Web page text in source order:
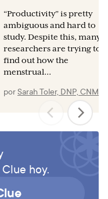
“Productivity” is pretty
ambiguous and hard to
study. Despite this, many
researchers are trying to
find out how the
menstrual...
porSarah Toler, DNP, CNM
hoy.